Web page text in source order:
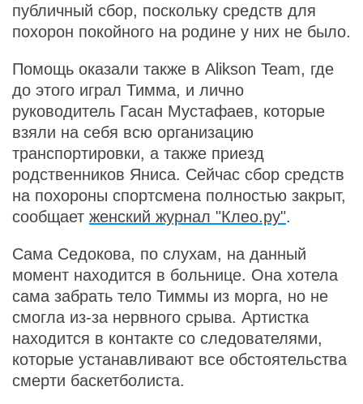
публичный сбор, поскольку средств для
похорон покойного на родине у них не было.
Помощь оказали также в Alikson Team, где
до этого играл Тимма, и лично
руководитель Гасан Мустафаев, которые
взяли на себя всю организацию
транспортировки, а также приезд
родственников Яниса. Сейчас сбор средств
на похороны спортсмена полностью закрыт,
сообщает женский журнал "Клео.ру".
Сама Седокова, по слухам, на данный
момент находится в больнице. Она хотела
сама забрать тело Тиммы из морга, но не
смогла из-за нервного срыва. Артистка
находится в контакте со следователями,
которые устанавливают все обстоятельства
смерти баскетболиста.